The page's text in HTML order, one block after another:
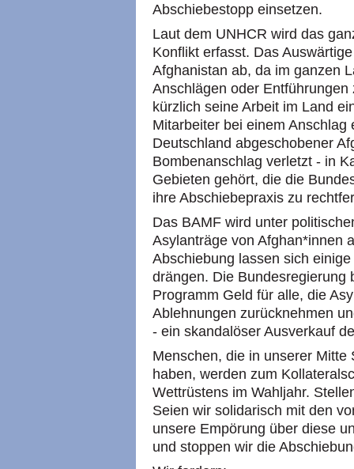
Abschiebestopp einsetzen.
Laut dem UNHCR wird das
Konflikt erfasst. Das
Afghanistan ab, da im ganzen
Anschlägen oder
kürzlich seine Arbeit im Land
Mitarbeiter bei einem
Deutschland abgeschobener
Bombenanschlag verletzt - in
Gebieten gehört, die die
ihre Abschiebepraxis zu
Das BAMF wird unter
Asylanträge von Afghan*innen
Abschiebung lassen sich
drängen. Die Bundesregierung
Programm Geld für alle, die
Ablehnungen zurücknehmen
- ein skandalöser Ausverkauf
Menschen, die in unserer Mitte
haben, werden zum
Wettrüstens im Wahljahr.
Seien wir solidarisch mit den
unsere Empörung über diese
und stoppen wir die